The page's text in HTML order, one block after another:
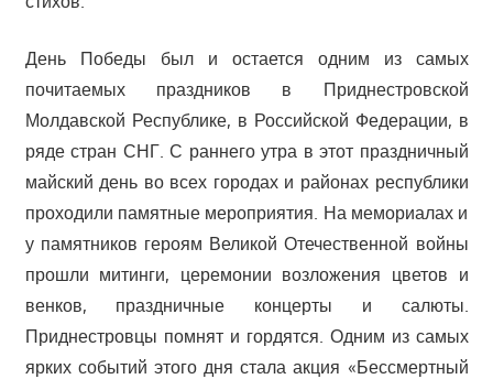
День Победы был и остается одним из самых
почитаемых праздников в Приднестровской
Молдавской Республике, в Российской Федерации, в
ряде стран СНГ. С раннего утра в этот праздничный
майский день во всех городах и районах республики
проходили памятные мероприятия. На мемориалах и
у памятников героям Великой Отечественной войны
прошли митинги, церемонии возложения цветов и
венков, праздничные концерты и салюты.
Приднестровцы помнят и гордятся. Одним из самых
ярких событий этого дня стала акция «Бессмертный